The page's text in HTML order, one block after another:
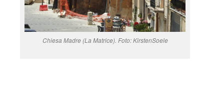
Chiesa Madre (La Matrice). Foto: KirstenSoele